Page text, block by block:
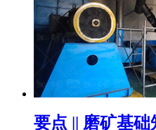
要点 || 磨矿基础